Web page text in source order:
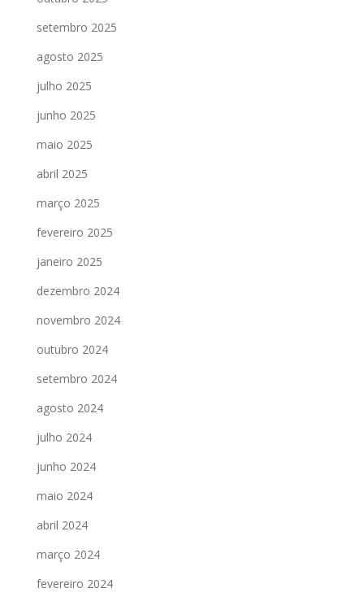
setembro 2025
agosto 2025
julho 2025
junho 2025
maio 2025
abril 2025
março 2025
fevereiro 2025
janeiro 2025
dezembro 2024
novembro 2024
outubro 2024
setembro 2024
agosto 2024
julho 2024
junho 2024
maio 2024
abril 2024
março 2024
fevereiro 2024